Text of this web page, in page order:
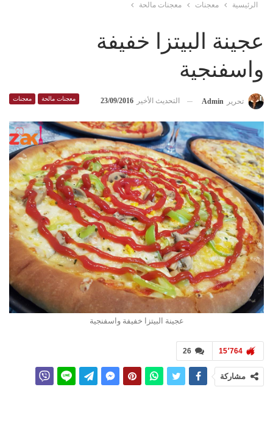
الرئيسية معجنات معجنات مالحة
عجينة البيتزا خفيفة
واسفنجية
معجنات مالحة معجنات تحرير Admin التحديث الأخير 23/09/2016
عجينة البيتزا خفيفة واسفنجية
26 15٬764
مشاركة